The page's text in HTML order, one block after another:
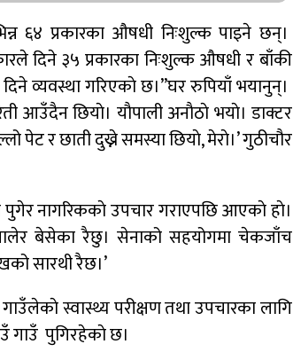
६४ प्रकारका औषधी निःशुल्क पाइने छन्।
दिने ३५ प्रकारका निःशुल्क औषधी र बाँकी
व्यवस्था गरिएकाे छ।”घर रुपियाँ भयानुन्।
छियाे। याैपाली अनाैठाे भयाे। डाक्टर
र छाती दुख्ने समस्या छियाे, मेराे।’ गुठीचौर
नागरिककाे उपचार गराएपछि आएकाे हाे।
बेसेका रैछु। सेनाको सहयोगमा चेकजाँच
सारथी रैछ।’
स्वास्थ्य परीक्षण तथा उपचारका लागि
गाउँ पुगिरहेकाे छ।